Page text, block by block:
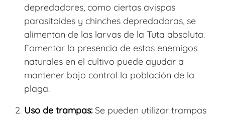
depredadores, como ciertas avispas
parasitoides y chinches depredadoras, se
alimentan de las larvas de la Tuta absoluta.
Fomentar la presencia de estos enemigos
naturales en el cultivo puede ayudar a
mantener bajo control la población de la
plaga.
Uso de trampas:Se pueden utilizar trampas